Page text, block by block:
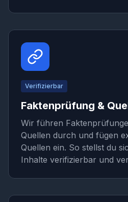
Verifizierbar
Faktenprüfung &
Wir führen
Quellen durch und fügen
Quellen ein. So stellst du
Inhalte verifizierbar und